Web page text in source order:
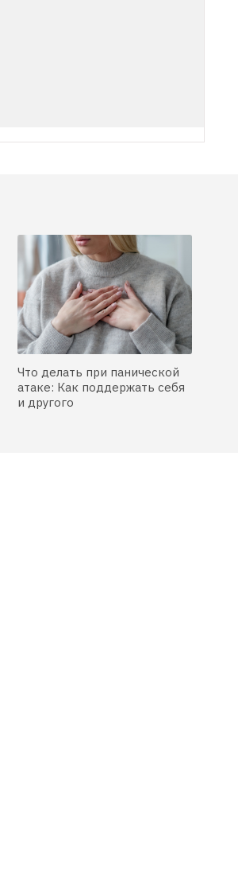
написал о том, как
родителям не
в домашних
Что делать при панической
атаке: Как поддержать себя
и другого